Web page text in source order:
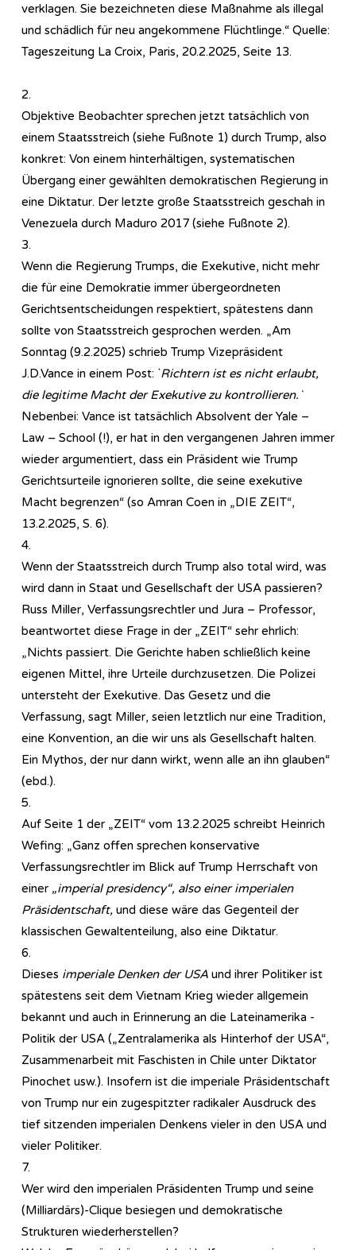
verklagen. Sie bezeichneten diese Maßnahme als illegal
und schädlich für neu angekommene Flüchtlinge.“ Quelle:
Tageszeitung La Croix, Paris, 20.2.2025, Seite 13.
2.
Objektive Beobachter sprechen jetzt tatsächlich von
einem Staatsstreich (siehe Fußnote 1) durch Trump, also
konkret: Von einem hinterhältigen, systematischen
Übergang einer gewählten demokratischen Regierung in
eine Diktatur. Der letzte große Staatsstreich geschah in
Venezuela durch Maduro 2017 (siehe Fußnote 2).
3.
Wenn die Regierung Trumps, die Exekutive, nicht mehr
die für eine Demokratie immer übergeordneten
Gerichtsentscheidungen respektiert, spätestens dann
sollte von Staatsstreich gesprochen werden. „Am
Sonntag (9.2.2025) schrieb Trump Vizepräsident
J.D.Vance in einem Post: `Richtern ist es nicht erlaubt,
die legitime Macht der Exekutive zu kontrollieren.`
Nebenbei: Vance ist tatsächlich Absolvent der Yale –
Law – School (!), er hat in den vergangenen Jahren immer
wieder argumentiert, dass ein Präsident wie Trump
Gerichtsurteile ignorieren sollte, die seine exekutive
Macht begrenzen“ (so Amran Coen in „DIE ZEIT“,
13.2.2025, S. 6).
4.
Wenn der Staatsstreich durch Trump also total wird, was
wird dann in Staat und Gesellschaft der USA passieren?
Russ Miller, Verfassungsrechtler und Jura – Professor,
beantwortet diese Frage in der „ZEIT“ sehr ehrlich:
„Nichts passiert. Die Gerichte haben schließlich keine
eigenen Mittel, ihre Urteile durchzusetzen. Die Polizei
untersteht der Exekutive. Das Gesetz und die
Verfassung, sagt Miller, seien letztlich nur eine Tradition,
eine Konvention, an die wir uns als Gesellschaft halten.
Ein Mythos, der nur dann wirkt, wenn alle an ihn glauben“
(ebd.).
5.
Auf Seite 1 der „ZEIT“ vom 13.2.2025 schreibt Heinrich
Wefing: „Ganz offen sprechen konservative
Verfassungsrechtler im Blick auf Trump Herrschaft von
einer „imperial presidency“, also einer imperialen
Präsidentschaft, und diese wäre das Gegenteil der
klassischen Gewaltenteilung, also eine Diktatur.
6.
Dieses imperiale Denken der USA und ihrer Politiker ist
spätestens seit dem Vietnam Krieg wieder allgemein
bekannt und auch in Erinnerung an die Lateinamerika -
Politik der USA („Zentralamerika als Hinterhof der USA“,
Zusammenarbeit mit Faschisten in Chile unter Diktator
Pinochet usw.). Insofern ist die imperiale Präsidentschaft
von Trump nur ein zugespitzter radikaler Ausdruck des
tief sitzenden imperialen Denkens vieler in den USA und
vieler Politiker.
7.
Wer wird den imperialen Präsidenten Trump und seine
(Milliardärs)-Clique besiegen und demokratische
Strukturen wiederherstellen?